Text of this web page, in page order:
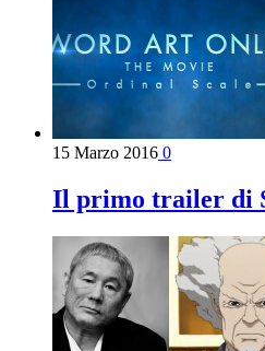
15 Marzo 2016 0
Il primo trailer di